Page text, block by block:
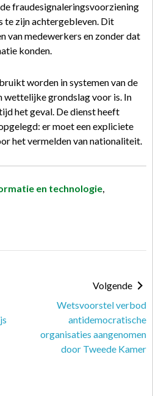
fraudesignaleringsvoorziening
te zijn achtergebleven. Dit
van medewerkers en zonder dat
konden.
worden in systemen van de
wettelijke grondslag voor is. In
het geval. De dienst heeft
er moet een expliciete
het vermelden van nationaliteit.
en technologie,
Volgende
Wetsvoorstel verbod
antidemocratische
organisaties aangenomen
door Tweede Kamer